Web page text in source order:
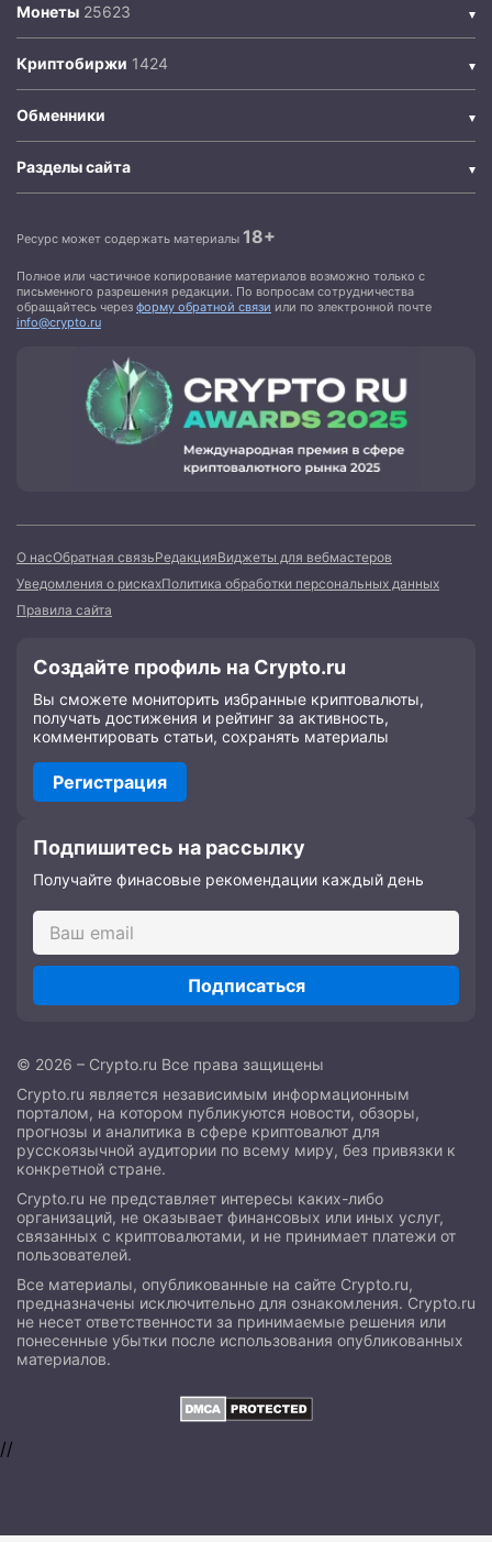
Монеты
Криптобиржи
Обменники
Разделы сайта
Ресурс может содержать материалы 18+
Полное или частичное копирование материалов возможно только с
письменного разрешения редакции. По вопросам сотрудничества
обращайтесь через форму обратной связи или по электронной почте
info@crypto.ru
О насОбратная связьРедакцияВиджеты для вебмастеров
Уведомления о рискахПолитика обработки персональных данных
Правила сайта
Создайте профиль на Crypto.ru
Вы сможете мониторить избранные криптовалюты,
получать достижения и рейтинг за активность,
комментировать статьи, сохранять материалы
Регистрация
Подпишитесь на рассылку
Получайте финасовые рекомендации каждый день
Подписаться
© 2026 – Crypto.ru Все права защищены
Crypto.ru является независимым информационным
порталом, на котором публикуются новости, обзоры,
прогнозы и аналитика в сфере криптовалют для
русскоязычной аудитории по всему миру, без привязки к
конкретной стране.
Crypto.ru не представляет интересы каких-либо
организаций, не оказывает финансовых или иных услуг,
связанных с криптовалютами, и не принимает платежи от
пользователей.
Все материалы, опубликованные на сайте Crypto.ru,
предназначены исключительно для ознакомления. Crypto.ru
не несет ответственности за принимаемые решения или
понесенные убытки после использования опубликованных
материалов.
//